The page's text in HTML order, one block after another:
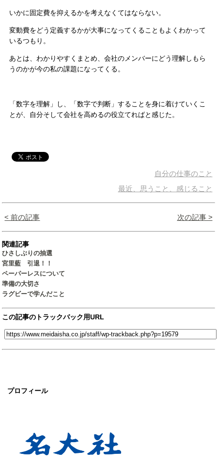
プロフィール
いかに固定費を抑えるかを考えなくてはならない。
変動費をどう定義するかが大事になってくることもよくわかって
いるつもり。
あとは、わかりやすくまとめ、会社のメンバーにどう理解しもら
うのかが今の私の課題になってくる。
「数字を理解」し、「数字で判断」することを身に着けていくこ
とが、自分そして会社を高めるの役立てればと感じた。
自分の仕事のこと
最近、思うこと、感じること
< 前の記事 次の記事 >
関連記事
ひさしぶりの抽選
宮里藍 引退！！
ペーパーレスについて
準備の大切さ
ラグビーで学んだこと
この記事のトラックバック用URL